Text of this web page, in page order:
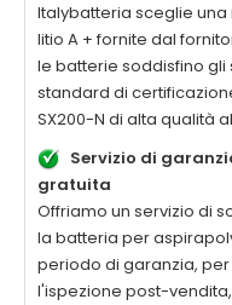
Italybatteria sceglie
litio A + fornite dal
le batterie soddisfino gli
standard di
SX200-N di alta qualità
Servizio di
gratuita
Offriamo un servizio di
la batteria per
periodo di garanzia,
l'ispezione post-